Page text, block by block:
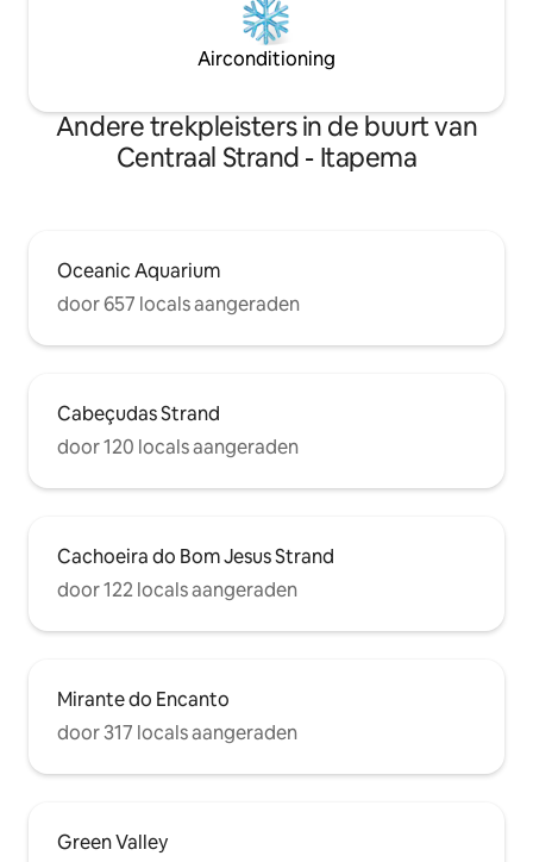
Airconditioning
Andere trekpleisters in de buurt van
Centraal Strand - Itapema
Oceanic Aquarium
door 657 locals aangeraden
Cabeçudas Strand
door 120 locals aangeraden
Cachoeira do Bom Jesus Strand
door 122 locals aangeraden
Mirante do Encanto
door 317 locals aangeraden
Green Valley